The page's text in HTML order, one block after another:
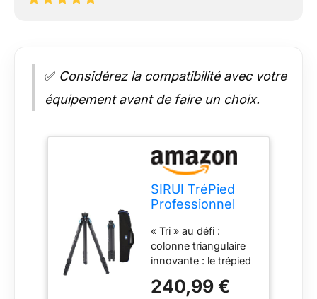
✅ Considérez la compatibilité avec votre
équipement avant de faire un choix.
SIRUI TréPied
Professionnel
de Carbone,
tréPied étanche
de 175cm avec
Colonne
Centrale
« Tri » au défi :
colonne triangulaire
innovante : le trépied
colonne centrale
240,99 €